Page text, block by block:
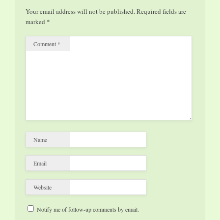
Besucherresonanz im
Vergleich zur ersten
Ausstellung "Urban…
Your email address will not be published.Required fields are
marked *
Comment *
Name
Email
Website
Notify me of follow-up comments by email.